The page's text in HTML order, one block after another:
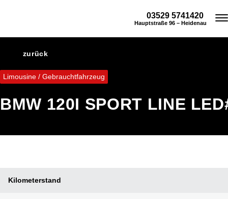
03529 5741420
Hauptstraße 96 – Heidenau
zurück
Limousine / Gebrauchtfahrzeug
BMW 120I SPORT LINE
Kilometerstand